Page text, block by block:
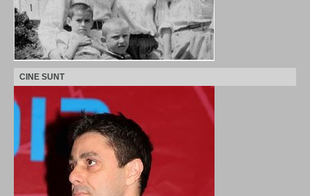
CINE SUNT